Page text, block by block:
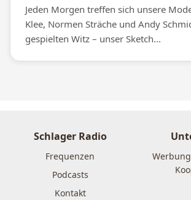
Jeden Morgen treffen sich unsere
Klee, Normen Sträche und Andy
gespielten Witz – unser Sketch...
Schlager Radio
Frequenzen
Podcasts
Kontakt